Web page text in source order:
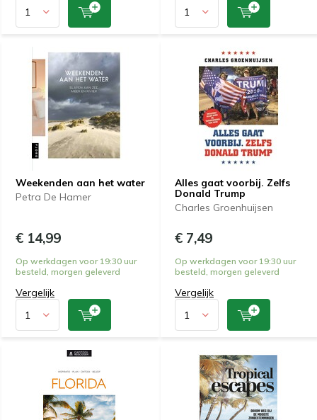
Weekenden aan het water
Petra De Hamer
€ 14,99
Op werkdagen voor 19:30 uur
besteld, morgen geleverd
Vergelijk
Alles gaat voorbij. Zelfs
Donald Trump
Charles Groenhuijsen
€ 7,49
Op werkdagen voor 19:30 uur
besteld, morgen geleverd
Vergelijk